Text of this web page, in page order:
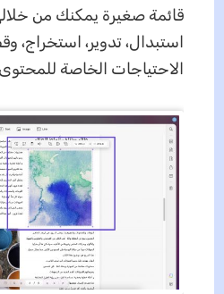
قائمة صغيرة يمكنك من
استبدال، تدوير، استخراج،
الاحتياجات الخاصة